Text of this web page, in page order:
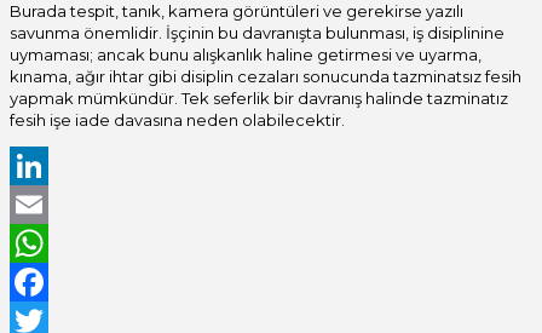
Burada tespit, tanık, kamera görüntüleri ve gerekirse yazılı
savunma önemlidir. İşçinin bu davranışta bulunması, iş disiplinine
uymaması; ancak bunu alışkanlık haline getirmesi ve uyarma,
kınama, ağır ihtar gibi disiplin cezaları sonucunda tazminatsız fesih
yapmak mümkündür. Tek seferlik bir davranış halinde tazminatız
fesih işe iade davasına neden olabilecektir.
LinkedIn
Email
WhatsApp
Facebook